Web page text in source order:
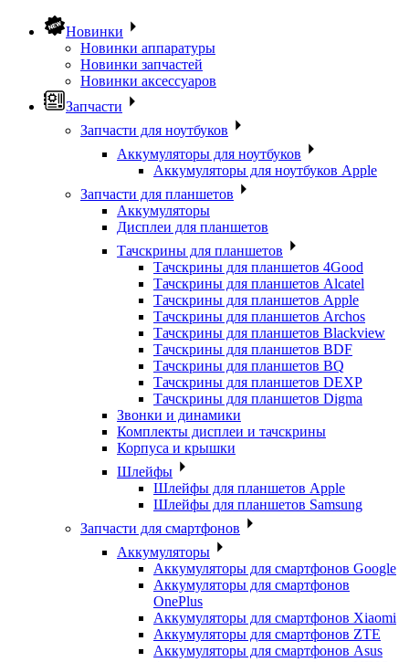
Новинки
Новинки аппаратуры
Новинки запчастей
Новинки аксессуаров
Запчасти
Запчасти для ноутбуков
Аккумуляторы для ноутбуков
Аккумуляторы для ноутбуков Apple
Запчасти для планшетов
Аккумуляторы
Дисплеи для планшетов
Тачскрины для планшетов
Тачскрины для планшетов 4Good
Тачскрины для планшетов Alcatel
Тачскрины для планшетов Apple
Тачскрины для планшетов Archos
Тачскрины для планшетов Blackview
Тачскрины для планшетов BDF
Тачскрины для планшетов BQ
Тачскрины для планшетов DEXP
Тачскрины для планшетов Digma
Звонки и динамики
Комплекты дисплеи и тачскрины
Корпуса и крышки
Шлейфы
Шлейфы для планшетов Apple
Шлейфы для планшетов Samsung
Запчасти для смартфонов
Аккумуляторы
Аккумуляторы для смартфонов Google
Аккумуляторы для смартфонов
OnePlus
Аккумуляторы для смартфонов Xiaomi
Аккумуляторы для смартфонов ZTE
Аккумуляторы для cмартфонов Asus